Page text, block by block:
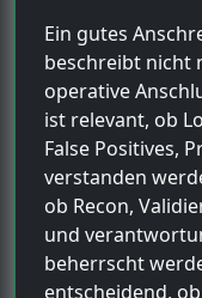
Ein gutes
beschreibt nicht
operative
ist relevant, ob
False Positives,
verstanden
ob Recon,
und
beherrscht
entscheidend,